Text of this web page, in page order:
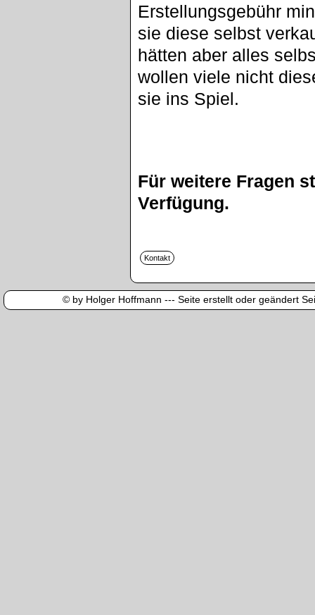
Erstellungsgebühr
sie diese selbst
hätten aber alles
wollen viele nicht
sie ins Spiel.
Für weitere Fragen
Verfügung.
© by Holger Hoffmann --- Seite erstellt oder geändert